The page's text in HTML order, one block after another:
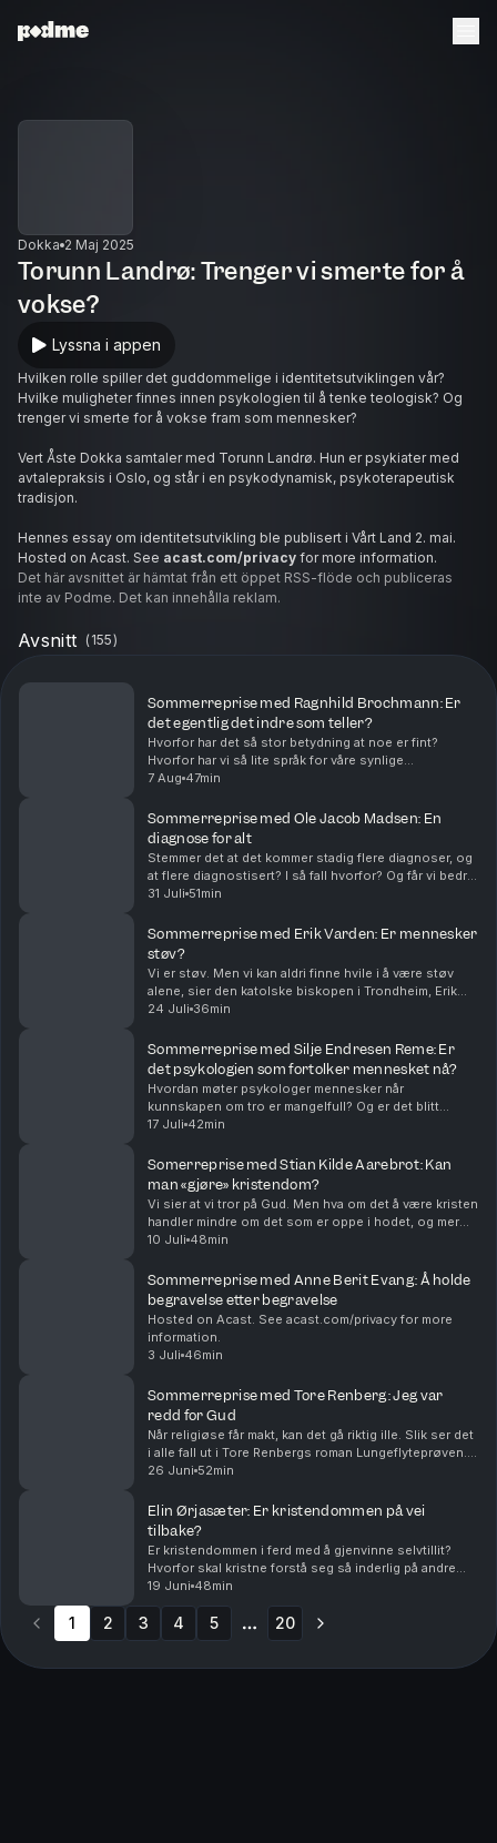
Dokka 2 Maj 2025
Torunn Landrø: Trenger vi smerte for å
vokse?
Lyssna i appen
Hvilken rolle spiller det guddommelige i identitetsutviklingen vår?
Hvilke muligheter finnes innen psykologien til å tenke teologisk? Og
trenger vi smerte for å vokse fram som mennesker?
Vert Åste Dokka samtaler med Torunn Landrø. Hun er psykiater med
avtalepraksis i Oslo, og står i en psykodynamisk, psykoterapeutisk
tradisjon.
Hennes essay om identitetsutvikling ble publisert i Vårt Land 2. mai.
Hosted on Acast. See acast.com/privacy for more information.
Det här avsnittet är hämtat från ett öppet RSS-flöde och publiceras
inte av Podme. Det kan innehålla reklam.
Avsnitt (155)
Sommerreprise med Ragnhild Brochmann: Er
det egentlig det indre som teller?
Hvorfor har det så stor betydning at noe er fint?
Hvorfor har vi så lite språk for våre synlige
omgivelser? Hvorfor er gamle kirker finere enn nye
Broch...
7 Aug 47min
Sommerreprise med Ole Jacob Madsen: En
diagnose for alt
Stemmer det at det kommer stadig flere diagnoser, og
at flere diagnostisert? I så fall hvorfor? Og får vi bedre
psykisk helse ved å vite mye om psykologi? Ole
31 Juli 51min
Sommerreprise med Erik Varden: Er mennesker
støv?
Vi er støv. Men vi kan aldri finne hvile i å være støv
alene, sier den katolske biskopen i Trondheim, Erik
Varden. Hvordan blir vi mer enn støv? Og er det
24 Juli 36min
Sommerreprise med Silje Endresen Reme: Er
det psykologien som fortolker mennesket nå?
Hvordan møter psykologer mennesker når
kunnskapen om tro er mangelfull? Og er det blitt
psykologien, ikke religionen, som er den
menneske? Hva har i ...
17 Juli 42min
Somerreprise med Stian Kilde Aarebrot: Kan
man «gjøre» kristendom?
Vi sier at vi tror på Gud. Men hva om det å være kristen
handler mindre om det som er oppe i hodet, og mer
om hva vi gjør? Prest i Areopagos Stian Kilde Aarebrot
10 Juli 48min
Sommerreprise med Anne Berit Evang: Å holde
begravelse etter begravelse
Hosted on Acast. See acast.com/privacy for more
information.
3 Juli 46min
Sommerreprise med Tore Renberg: Jeg var
redd for Gud
Når religiøse får makt, kan det gå riktig ille. Slik ser det
i alle fall ut i Tore Renbergs roman Lungeflyteprøven.
Den handler om 1600-tallets Tyskland, men den
26 Juni 52min
Elin Ørjasæter: Er kristendommen på vei
tilbake?
Er kristendommen i ferd med å gjenvinne selvtillit?
Hvorfor skal kristne forstå seg så inderlig på andre
religioner? Og hvorfor er det så vanskelig for Elin
Ørjasæter å lese noe fysisk? I denne episod...
19 Juni 48min
1 2 3 4 5 20